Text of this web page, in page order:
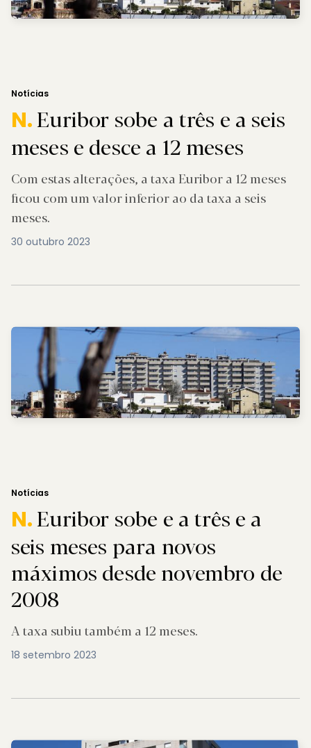
Notícias
N.Euribor sobe a três e a seis
meses e desce a 12 meses
Com estas alterações, a taxa Euribor a 12 meses
ficou com um valor inferior ao da taxa a seis
meses.
30 outubro 2023
Notícias
N.Euribor sobe e a três e a
seis meses para novos
máximos desde novembro de
2008
A taxa subiu também a 12 meses.
18 setembro 2023